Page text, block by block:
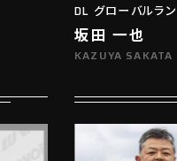
DL グローバルラ
坂田 一也
KAZUYA SAKATA